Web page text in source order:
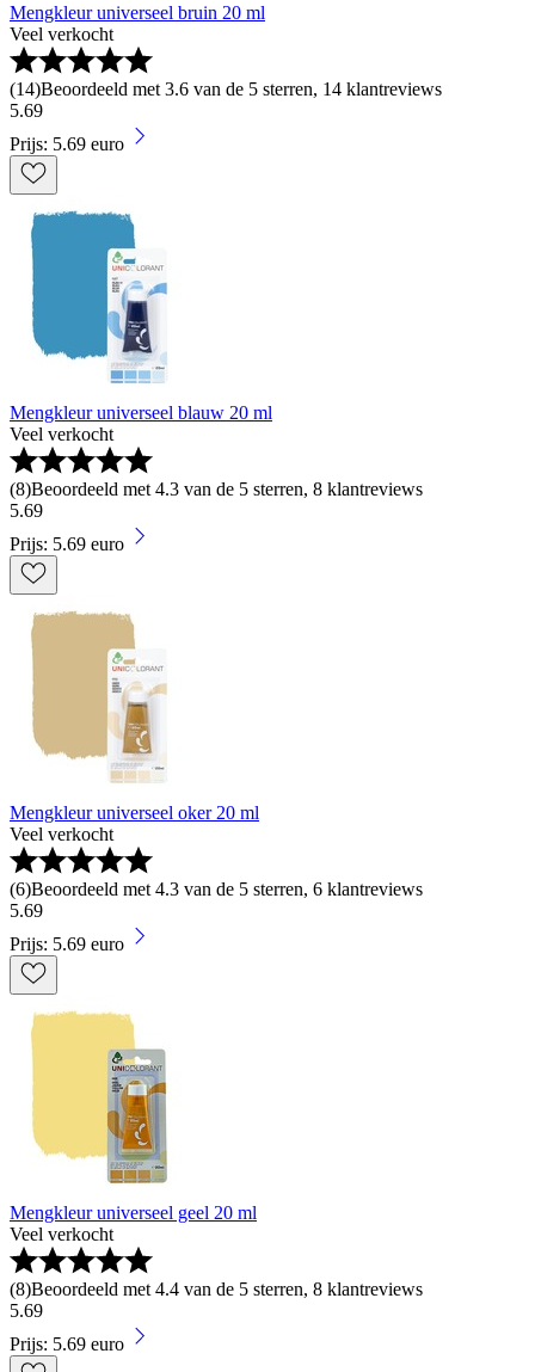
Mengkleur universeel bruin 20 ml
Veel verkocht
(14)Beoordeeld met 3.6 van de 5 sterren, 14 klantreviews
5.69
Prijs: 5.69 euro
Mengkleur universeel blauw 20 ml
Veel verkocht
(8)Beoordeeld met 4.3 van de 5 sterren, 8 klantreviews
5.69
Prijs: 5.69 euro
Mengkleur universeel oker 20 ml
Veel verkocht
(6)Beoordeeld met 4.3 van de 5 sterren, 6 klantreviews
5.69
Prijs: 5.69 euro
Mengkleur universeel geel 20 ml
Veel verkocht
(8)Beoordeeld met 4.4 van de 5 sterren, 8 klantreviews
5.69
Prijs: 5.69 euro